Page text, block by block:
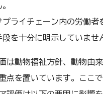
プライチェーン内の労働
を十分に明示していませ
は動物福祉方針、動物由
点を置いています。ここ